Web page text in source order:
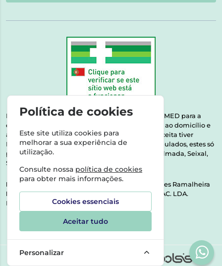
Esta farmácia encontra-se autorizada pelo INFARMED para a
dispensa de medicamentos e produtos de saúde ao domicílio e
através da internet. Medicamentos | Se na sua receita tiver
MSRM, MNSRM, MSRMV ou Medicamentos Manipulados, estes só
podem ser entregues nos seguintes concelhos: Almada, Seixal,
Sesimbra, Oeiras e Lisboa.
Direção Técnica:
Dra. Raquel Alexandra Fernandes Ramalheira
NIPC:513064133 | ASPAS E NÚMEROS SOC. FARMAC. LDA.
Rua dos Castanheiros 5 AB Feijó2810-036 Almada
Política de cookies
Este site utiliza cookies para
melhorar a sua experiência de
utilização.
Consulte nossa política de cookies
para obter mais informações.
Cookies essenciais
Aceitar tudo
Personalizar